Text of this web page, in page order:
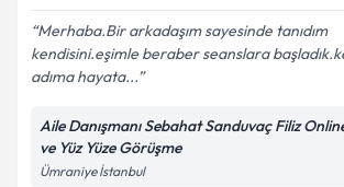
E-posta Adresiniz
Kişisel verilerimin işlenmesine
Metni'ni okudum ve kişisel
kapsamda işlenmesini kabul
Merhaba.Bir arkadaşım sayesinde tanıdım
kendisini.eşimle beraber seanslara
adıma hayata...
Aile Danışmanı Sebahat Sanduvaç Filiz
ve Yüz Yüze Görüşme
Ümraniye İstanbul